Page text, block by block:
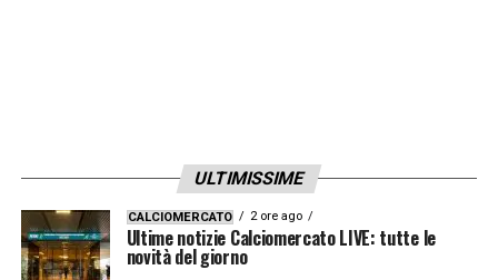
gennaio.
LA PLAYLIST DELLE NOSTRE TOP NEWS
ULTIMISSIME
CALCIOMERCATO 2 ore ago
Ultime notizie Calciomercato LIVE: tutte le
novità del giorno